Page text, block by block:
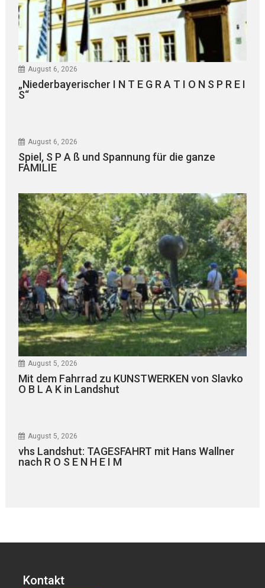
August 6, 2026
„Niederbayerischer I N T E G R A T I O N S P R E I
S“
August 6, 2026
Spiel, S P A ß und Spannung für die ganze
FAMILIE
August 5, 2026
Mit dem Fahrrad zu KUNSTWERKEN von Slavko
O B L A K in Landshut
August 5, 2026
vhs Landshut: TAGESFAHRT mit Hans Wallner
nach R O S E N H E I M
Kontakt